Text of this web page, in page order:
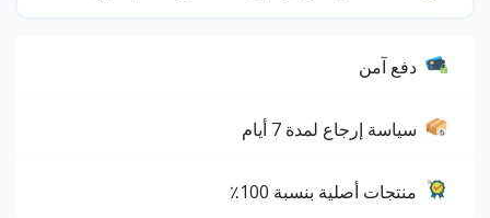
دفع آمن
سياسة إرجاع لمدة 7 أيام
منتجات أصلية بنسبة 100٪